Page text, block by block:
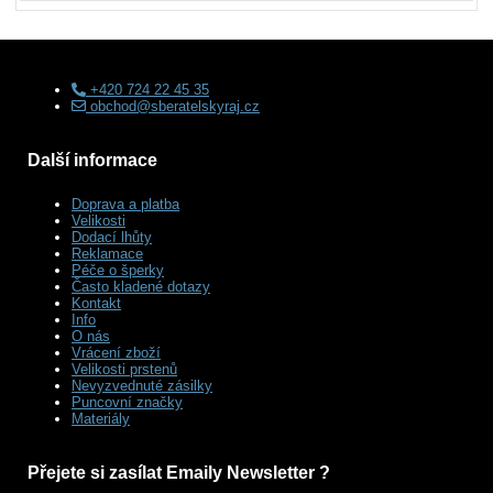
+420 724 22 45 35
obchod@sberatelskyraj.cz
Další informace
Doprava a platba
Velikosti
Dodací lhůty
Reklamace
Péče o šperky
Často kladené dotazy
Kontakt
Info
O nás
Vrácení zboží
Velikosti prstenů
Nevyzvednuté zásilky
Puncovní značky
Materiály
Přejete si zasílat Emaily Newsletter ?